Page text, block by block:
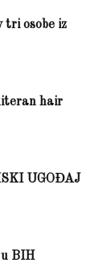
tri osobe iz
hair
UGOĐAJ
BIH